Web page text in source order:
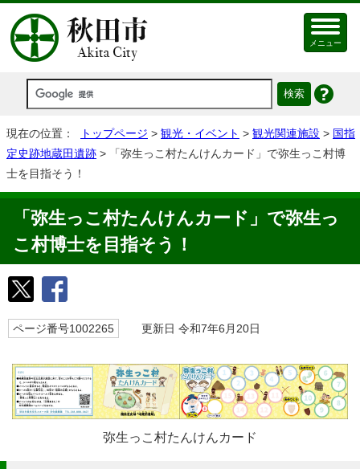
メニュー
現在の位置： トップページ > 観光・イベント > 観光関連施設 > 国指
定史跡地蔵田遺跡 > 「弥生っこ村たんけんカード」で弥生っこ村博
士を目指そう！
「弥生っこ村たんけんカード」で弥生っ
こ村博士を目指そう！
ページ番号1002265 更新日 令和7年6月20日
弥生っこ村たんけんカード